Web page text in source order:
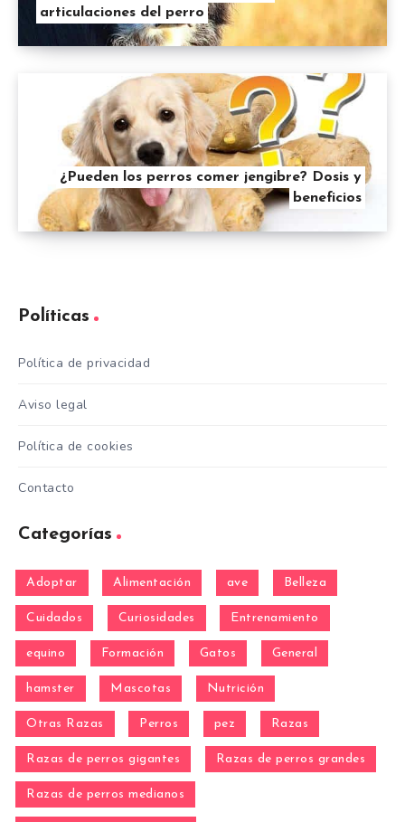
articulaciones del perro
¿Pueden los perros comer jengibre? Dosis y
beneficios
Políticas
Política de privacidad
Aviso legal
Política de cookies
Contacto
Categorías
Adoptar Alimentación ave Belleza
Cuidados Curiosidades Entrenamiento
equino Formación Gatos General
hamster Mascotas Nutrición
Otras Razas Perros pez Razas
Razas de perros gigantes Razas de perros grandes
Razas de perros medianos